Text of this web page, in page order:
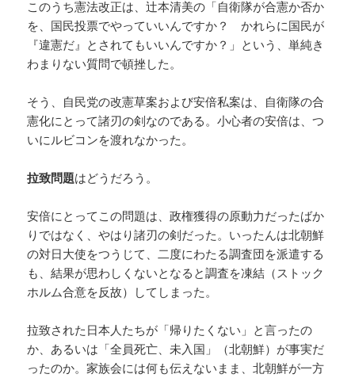
このうち憲法改正は、辻本清美の「自衛隊が合憲か否か
を、国民投票でやっていいんですか？ かれらに国民が
『違憲だ』とされてもいいんですか？」という、単純き
わまりない質問で頓挫した。
そう、自民党の改憲草案および安倍私案は、自衛隊の合
憲化にとって諸刃の剣なのである。小心者の安倍は、つ
いにルビコンを渡れなかった。
拉致問題はどうだろう。
安倍にとってこの問題は、政権獲得の原動力だったばか
りではなく、やはり諸刃の剣だった。いったんは北朝鮮
の対日大使をつうじて、二度にわたる調査団を派遣する
も、結果が思わしくないとなると調査を凍結（ストック
ホルム合意を反故）してしまった。
拉致された日本人たちが「帰りたくない」と言ったの
か、あるいは「全員死亡、未入国」（北朝鮮）が事実だ
ったのか。家族会には何も伝えないまま、北朝鮮が一方